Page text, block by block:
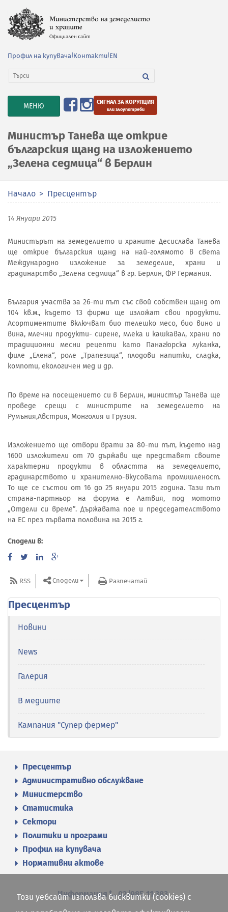
Профил на купувача Контакти EN
TOGGLE
NAVIGATION
МЕНЮ СИГНАЛ ЗА КОРУПЦИЯ
или злоупотреби
Министър Танева ще открие
българския щанд на изложението
„Зелена седмица“ в Берлин
Начало Пресцентър
14 Януари 2015
Министърът на земеделието и храните Десислава Танева
ще открие българския щанд на най-голямото в света
Международно изложение за земеделие, храни и
градинарство „Зелена седмица“ в гр. Берлин, ФР Германия.
България участва за 26-ти път със свой собствен щанд от
104 кв.м., където 13 фирми ще изложат свои продукти.
Асортиментите включват био телешко месо, био вино и
вина, млечни продукти- сирене, млека и кашкавал, храни по
традиционни месни рецепти като Панагюрска луканка,
филе „Елена“, роле „Трапезица“, плодови напитки, сладка,
компоти, екологичен мед и др.
По време на посещението си в Берлин, министър Танева ще
проведе срещи с министрите на земеделието на
Румъния,Австрия, Монголия и Грузия.
Изложението ще отвори врати за 80-ти път, където над
1600 изложители от 70 държави ще представят своите
характерни продукти в областта на земеделието,
градинарството и хранително-вкусовата промишленост.
То ще се състои от 16 до 25 януари 2015 година. Тази път
страна-партньор на форума е Латвия, под мотото
„Отдели си време”. Държавата пое и председателството
на ЕС през първата половина на 2015 г.
Сподели в:
RSS Сподели Разпечатай
Пресцентър
Новини
News
Галерия
В медиите
Кампания "Супер фермер"
Пресцентър
Административно обслужване
Министерство
Статистика
Сектори
Политики и програми
Профил на купувача
Нормативни актове
Информация 02/985 11 383
Този уебсайт използва бисквитки (cookies) с